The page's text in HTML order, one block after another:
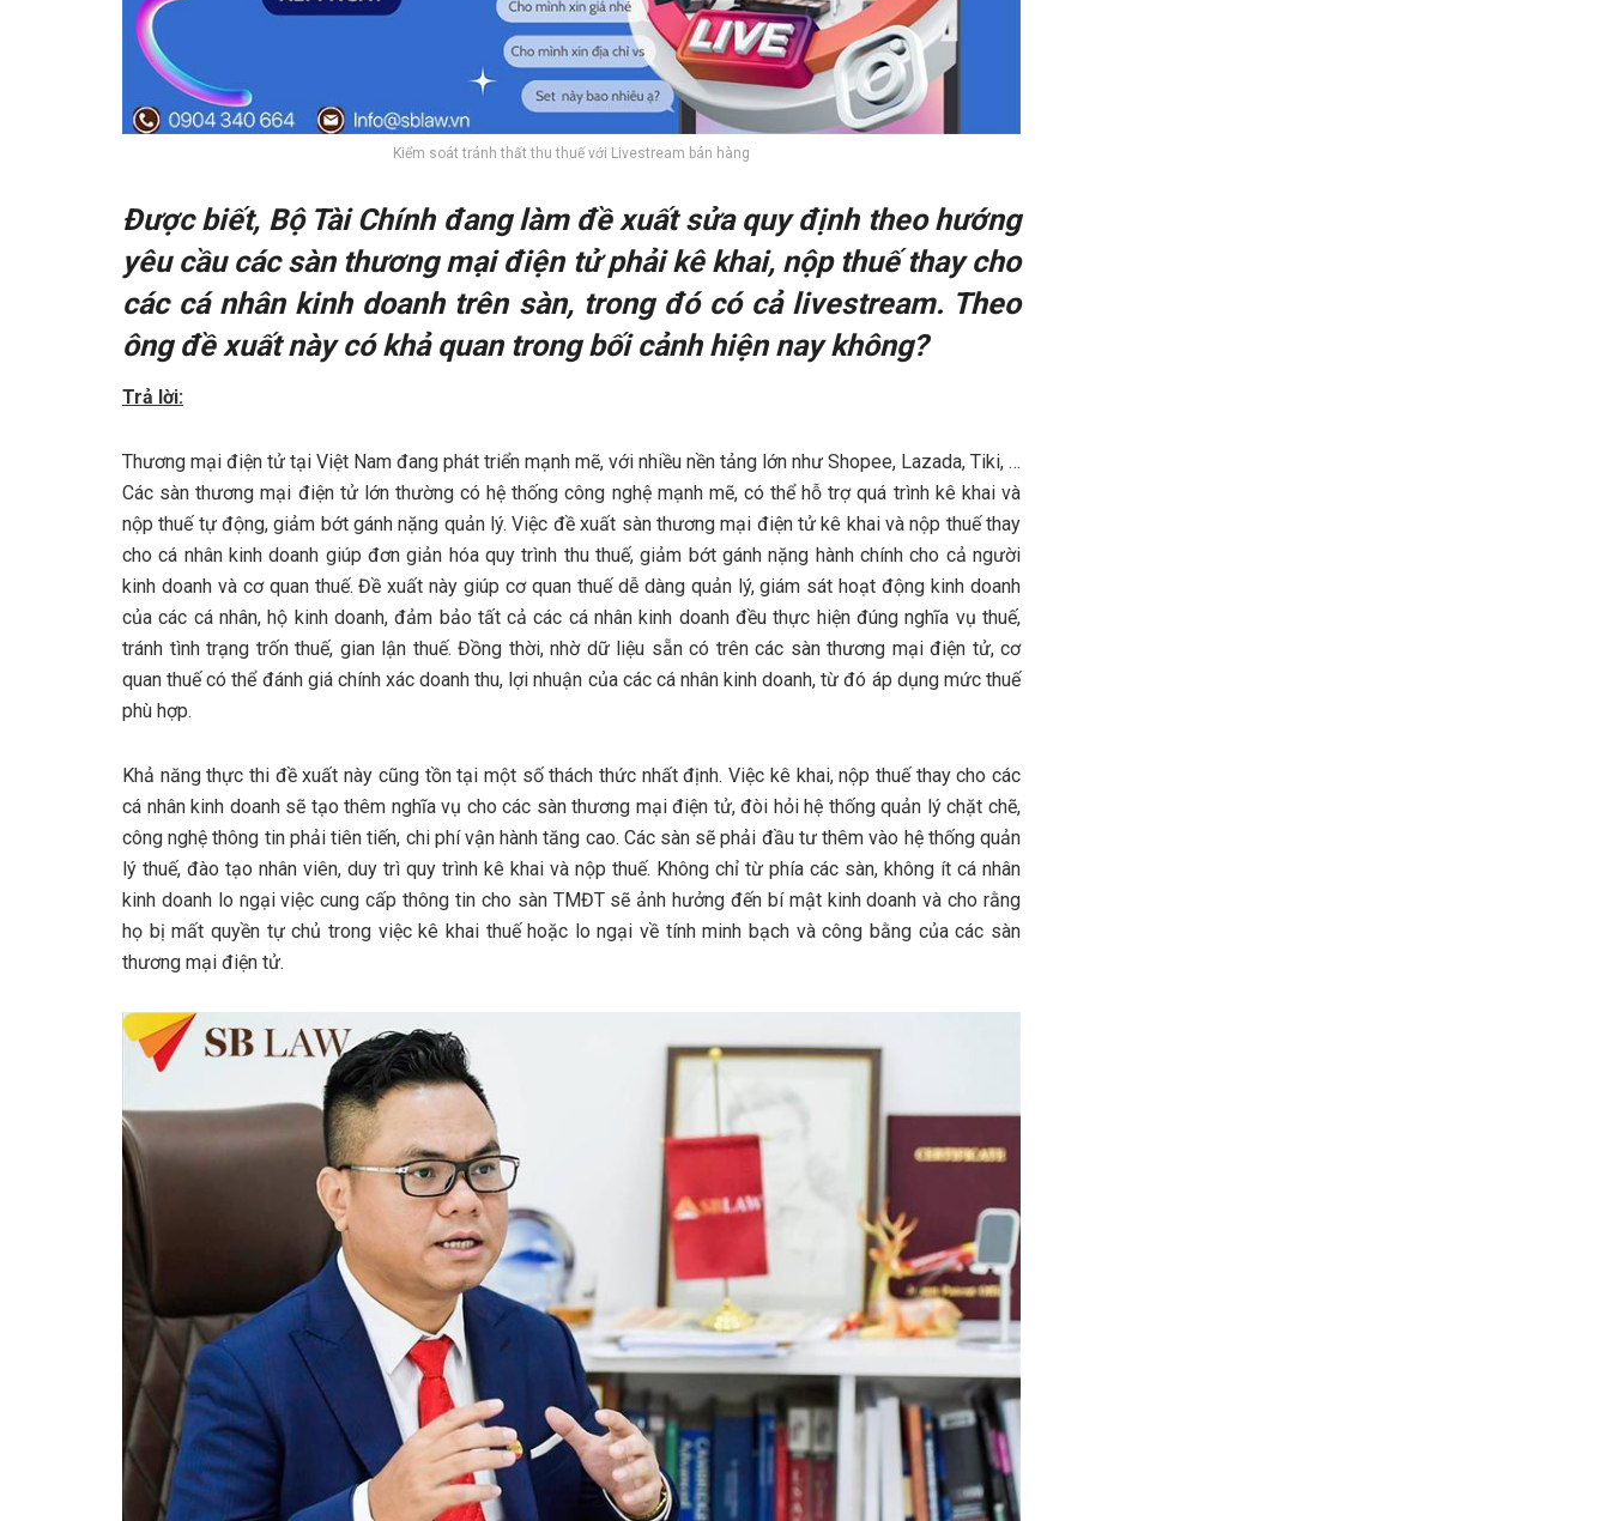
Kiểm soát tránh thất thu thuế với Livestream bán hàng
Được biết, Bộ Tài Chính đang làm đề xuất sửa quy định theo hướng
yêu cầu các sàn thương mại điện tử phải kê khai, nộp thuế thay cho
các cá nhân kinh doanh trên sàn, trong đó có cả livestream. Theo
ông đề xuất này có khả quan trong bối cảnh hiện nay không?
Trả lời:
Thương mại điện tử tại Việt Nam đang phát triển mạnh mẽ, với nhiều nền tảng lớn như Shopee, Lazada, Tiki, …
Các sàn thương mại điện tử lớn thường có hệ thống công nghệ mạnh mẽ, có thể hỗ trợ quá trình kê khai và
nộp thuế tự động, giảm bớt gánh nặng quản lý. Việc đề xuất sàn thương mại điện tử kê khai và nộp thuế thay
cho cá nhân kinh doanh giúp đơn giản hóa quy trình thu thuế, giảm bớt gánh nặng hành chính cho cả người
kinh doanh và cơ quan thuế. Đề xuất này giúp cơ quan thuế dễ dàng quản lý, giám sát hoạt động kinh doanh
của các cá nhân, hộ kinh doanh, đảm bảo tất cả các cá nhân kinh doanh đều thực hiện đúng nghĩa vụ thuế,
tránh tình trạng trốn thuế, gian lận thuế. Đồng thời, nhờ dữ liệu sẵn có trên các sàn thương mại điện tử, cơ
quan thuế có thể đánh giá chính xác doanh thu, lợi nhuận của các cá nhân kinh doanh, từ đó áp dụng mức thuế
phù hợp.
Khả năng thực thi đề xuất này cũng tồn tại một số thách thức nhất định. Việc kê khai, nộp thuế thay cho các
cá nhân kinh doanh sẽ tạo thêm nghĩa vụ cho các sàn thương mại điện tử, đòi hỏi hệ thống quản lý chặt chẽ,
công nghệ thông tin phải tiên tiến, chi phí vận hành tăng cao. Các sàn sẽ phải đầu tư thêm vào hệ thống quản
lý thuế, đào tạo nhân viên, duy trì quy trình kê khai và nộp thuế. Không chỉ từ phía các sàn, không ít cá nhân
kinh doanh lo ngại việc cung cấp thông tin cho sàn TMĐT sẽ ảnh hưởng đến bí mật kinh doanh và cho rằng
họ bị mất quyền tự chủ trong việc kê khai thuế hoặc lo ngại về tính minh bạch và công bằng của các sàn
thương mại điện tử.